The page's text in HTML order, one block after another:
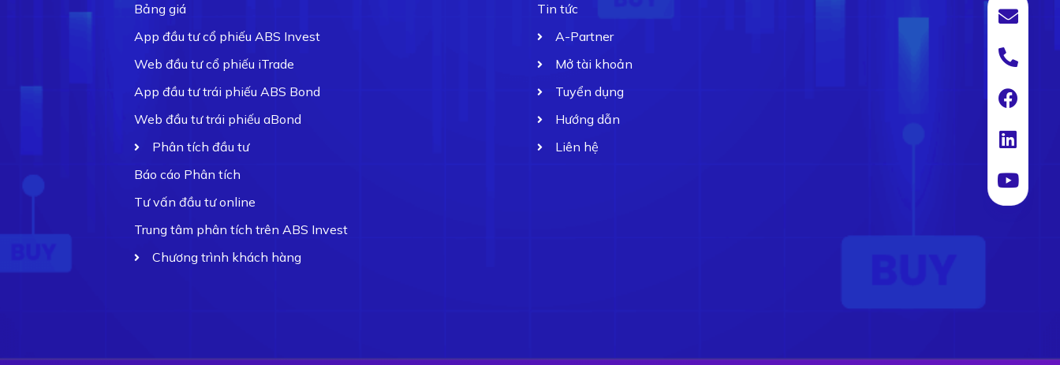
Bảng giá
App đầu tư cổ phiếu ABS Invest
Web đầu tư cổ phiếu iTrade
App đầu tư trái phiếu ABS Bond
Web đầu tư trái phiếu aBond
Phân tích đầu tư
Báo cáo Phân tích
Tư vấn đầu tư online
Trung tâm phân tích trên ABS Invest
Chương trình khách hàng
Tin tức
A-Partner
Mở tài khoản
Tuyển dụng
Hướng dẫn
Liên hệ